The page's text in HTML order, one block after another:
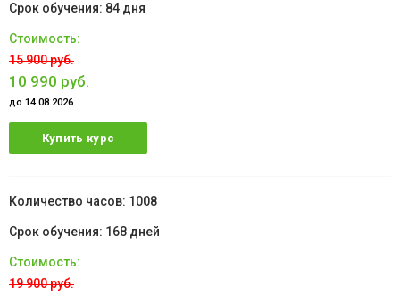
84 дня
15 900 руб.
10 990 руб.
до 14.08.2026
Купить курс
1008
168 дней
19 900 руб.